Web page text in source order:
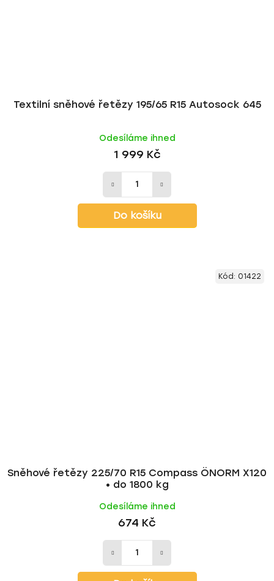
Textilní sněhové řetězy 195/65 R15 Autosock 645
Odesíláme ihned
1 999 Kč
Do košíku
Sněhové řetězy 225/70 R15 Compass ÖNORM X120
• do 1800 kg
Odesíláme ihned
674 Kč
Kód: 01422